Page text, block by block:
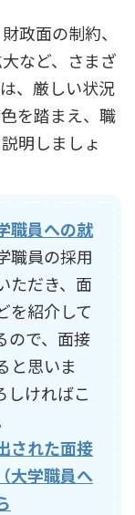
政面の制約、
など、さまざ
、厳しい状況
を踏まえ、職
明しましょ
職員への就
職員の採用
ただき、面
を紹介して
ので、面接
と思いま
しければこ
された面接
大学職員へ